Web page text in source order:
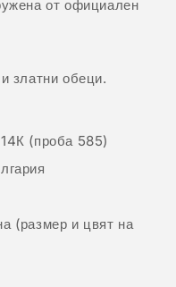
от официален
и златни обеци.
(проба 585)
(размер и цвят на